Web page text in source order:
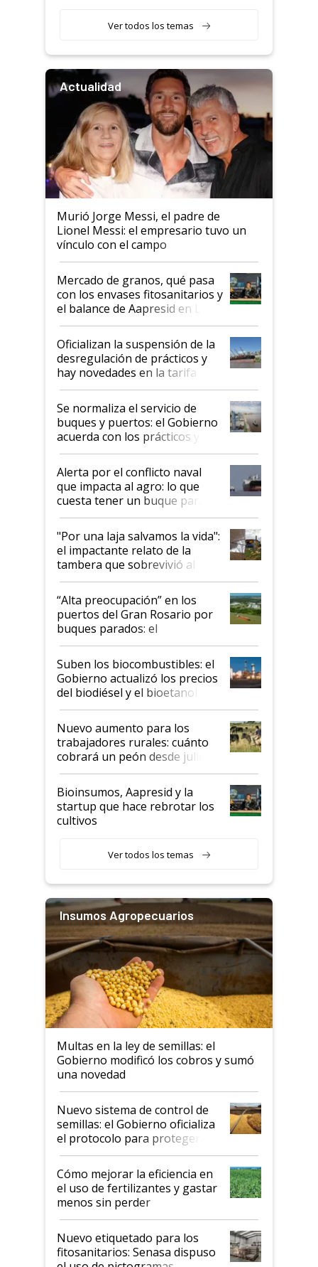
Ver todos los temas
Actualidad
Murió Jorge Messi, el padre de
Lionel Messi: el empresario tuvo un
vínculo con el campo
Mercado de granos, qué pasa
con los envases fitosanitarios y
el balance de Aapresid en La
Posta
Oficializan la suspensión de la
desregulación de prácticos y
hay novedades en la tarifa de
la hidrovía
Se normaliza el servicio de
buques y puertos: el Gobierno
acuerda con los prácticos y
suspende el decreto de
desregulación
Alerta por el conflicto naval
que impacta al agro: lo que
cuesta tener un buque parado
y el peligro de que Argentina
pase a ser "país sucio"
"Por una laja salvamos la vida":
el impactante relato de la
tambera que sobrevivió al
tornado
“Alta preocupación” en los
puertos del Gran Rosario por
buques parados: el
funcionamiento de las
exportadoras en tensión tras
la medida de fuerza de los
prácticos
Suben los biocombustibles: el
Gobierno actualizó los precios
del biodiésel y el bioetanol
Nuevo aumento para los
trabajadores rurales: cuánto
cobrará un peón desde julio
Bioinsumos, Aapresid y la
startup que hace rebrotar los
cultivos
Ver todos los temas
Insumos Agropecuarios
Multas en la ley de semillas: el
Gobierno modificó los cobros y sumó
una novedad
Nuevo sistema de control de
semillas: el Gobierno oficializa
el protocolo para proteger la
propiedad intelectual
Cómo mejorar la eficiencia en
el uso de fertilizantes y gastar
menos sin perder
productividad en la campaña
fina
Nuevo etiquetado para los
fitosanitarios: Senasa dispuso